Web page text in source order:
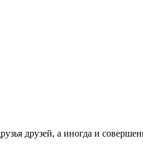
друзей, а иногда и